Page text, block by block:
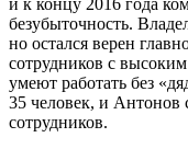
и к концу 2016 года
безубыточность.
но остался верен
сотрудников с
умеют работать без
35 человек, и Антонов
сотрудников.